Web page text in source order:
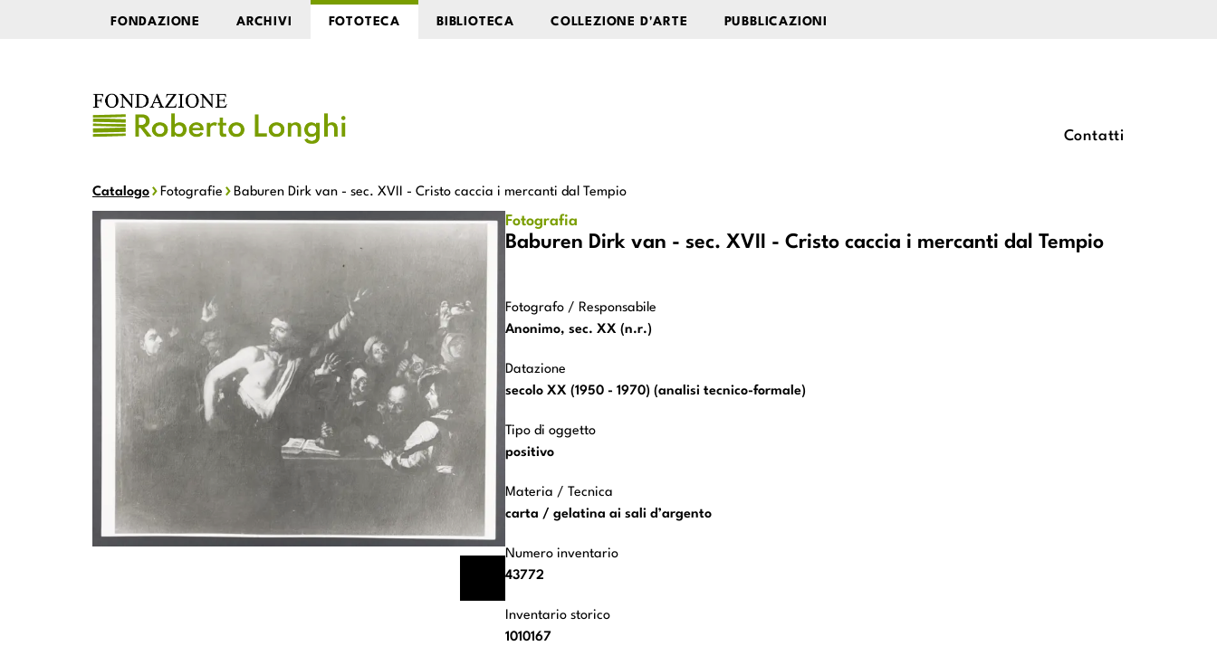
FONDAZIONE ARCHIVI FOTOTECA BIBLIOTECA COLLEZIONE D'ARTE PUBBLICAZIONI
Contatti
Catalogo Fotografie
Baburen Dirk van - sec. XVII - Cristo caccia i mercanti dal Tempio
Baburen Dirk van - sec. XVII - Cristo caccia i mercanti dal Tempio
Baburen Dirk van - sec. XVII - Cristo caccia i mercanti dal Tempio
Fotografia
Fotografo / Responsabile
Anonimo, sec. XX (n.r.)
Datazione
secolo XX (1950 - 1970) (analisi tecnico-formale)
Tipo di oggetto
positivo
Materia / Tecnica
carta / gelatina ai sali d’argento
Numero inventario
43772
Inventario storico
1010167